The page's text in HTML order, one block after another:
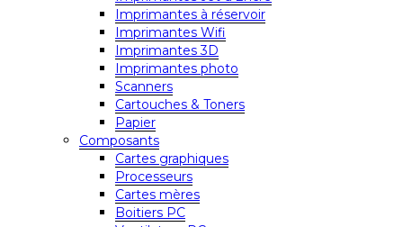
Imprimantes à réservoir
Imprimantes Wifi
Imprimantes 3D
Imprimantes photo
Scanners
Cartouches & Toners
Papier
Composants
Cartes graphiques
Processeurs
Cartes mères
Boitiers PC